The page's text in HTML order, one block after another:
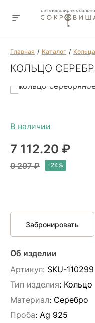
Главная Каталог Кольца
КОЛЬЦО
7 112.20 ₽
9 297 ₽
Забронировать
Об изделии
Артикул: SKU-110299
Тип изделия: Кольцо
Материал: Серебро
Проба: Ag 925